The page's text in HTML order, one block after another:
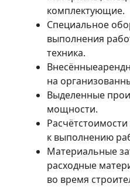
комплектующие.
Специальное
выполнения
техника.
на
Выделенные
мощности.
к выполнению
Материальные
расходные
во время